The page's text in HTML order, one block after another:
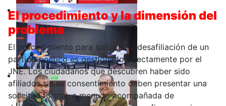
El procedimiento y la dimensión del
problema
El procedimiento para solicitar la desafiliación de un
partido político es gestionado directamente por el
JNE. Los ciudadanos que descubren haber sido
afiliados sin su consentimiento deben presentar una
solicitud formal, a menudo acompañada de